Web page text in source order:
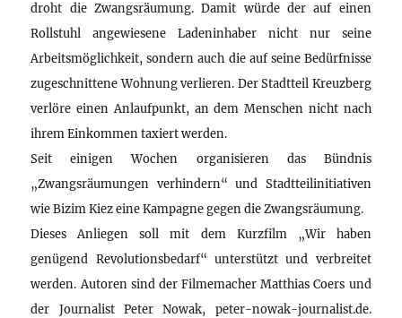
droht die Zwangsräumung. Damit würde der auf einen
Rollstuhl angewiesene Ladeninhaber nicht nur seine
Arbeitsmöglichkeit, sondern auch die auf seine Bedürfnisse
zugeschnittene Wohnung verlieren. Der Stadtteil Kreuzberg
verlöre einen Anlaufpunkt, an dem Menschen nicht nach
ihrem Einkommen taxiert werden.
Seit einigen Wochen organisieren das Bündnis
„Zwangsräumungen verhindern“ und Stadtteilinitiativen
wie Bizim Kiez eine Kampagne gegen die Zwangsräumung.
Dieses Anliegen soll mit dem Kurzfilm „Wir haben
genügend Revolutionsbedarf“ unterstützt und verbreitet
werden. Autoren sind der Filmemacher Matthias Coers und
der Journalist Peter Nowak, peter-nowak-journalist.de.